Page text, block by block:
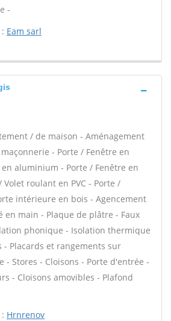
-
Eam sarl
/ de maison - Aménagement
- Porte / Fenêtre en
aluminium - Porte / Fenêtre en
Volet roulant en PVC - Porte /
intérieure en bois - Agencement
en main - Plaque de plâtre - Faux
phonique - Isolation thermique
Placards et rangements sur
- Stores - Cloisons - Porte d'entrée -
- Cloisons amovibles - Plafond
Hrnrenov